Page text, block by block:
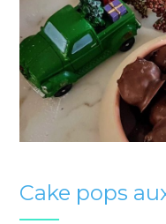
Cake pops